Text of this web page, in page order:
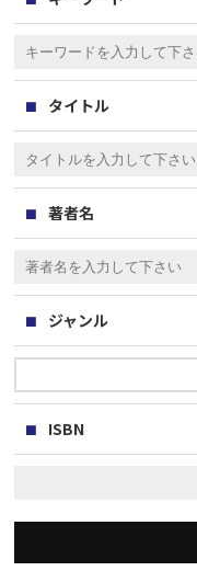
タイトル
著者名
ジャンル
ISBN